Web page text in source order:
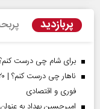
پربازدید
برای شام چی درست کنم؟ | ۲۵ ایده خوشمزه، ساده و فوری برای
فوری و اقتصادی